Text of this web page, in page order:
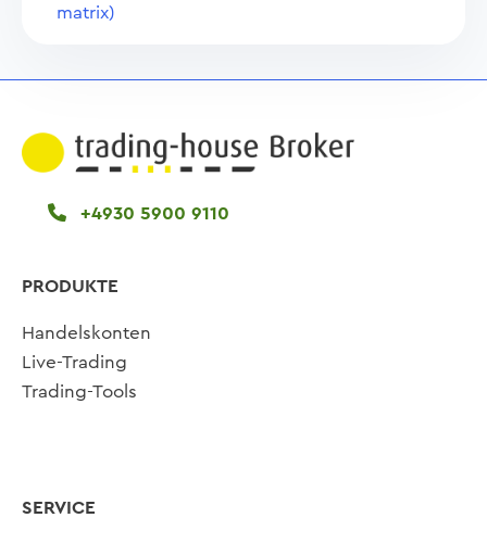
matrix)
+4930 5900 9110
PRODUKTE
Handelskonten
Live-Trading
Trading-Tools
SERVICE